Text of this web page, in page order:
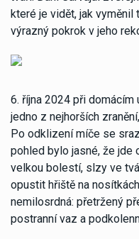
které je vidět, jak vyměnil
výrazný pokrok v jeho
6. října 2024 při
jedno z nejhorších
Po odklizení míče se
pohled bylo jasné, že jde
velkou bolestí, slzy ve
opustit hřiště na
nemilosrdná: přetržený
postranní vaz a